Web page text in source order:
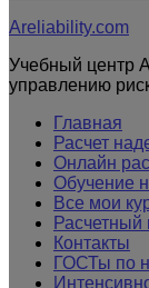
Areliability.com
Учебный центр
управлению
Главная
Расчет
Онлайн
Обучение
Все мои
Контакты
ГОСТы по